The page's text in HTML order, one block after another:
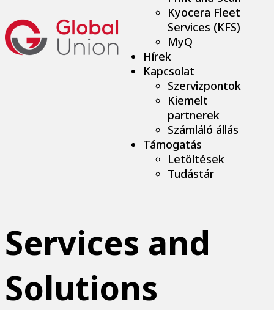
Kyocera Fleet
Services (KFS)
MyQ
Hírek
Kapcsolat
Szervizpontok
Kiemelt
partnerek
Számláló állás
Támogatás
Letöltések
Tudástár
Services and
Solutions